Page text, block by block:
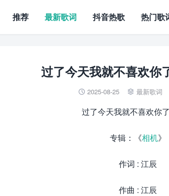
推荐 最新歌词 抖音热歌 热门歌
过了今天我就不喜欢你
 2025-08-25  最新歌词
过了今天我就不喜欢你
专辑：《相机》
作词 : 江辰
作曲 : 江辰